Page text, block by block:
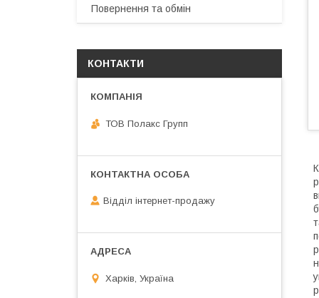
Повернення та обмін
КОНТАКТИ
ТОВ Полакс Групп
Відділ інтернет-продажу
Харків, Україна